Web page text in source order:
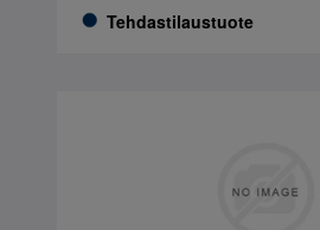
Tehdastilaustuote